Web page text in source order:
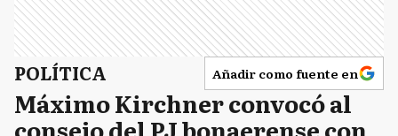
POLÍTICA Añadir como fuente en
Máximo Kirchner convocó al